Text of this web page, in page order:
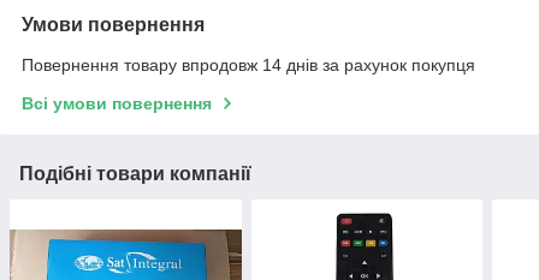
Умови повернення
Повернення товару впродовж 14 днів за рахунок покупця
Всі умови повернення
Подібні товари компанії